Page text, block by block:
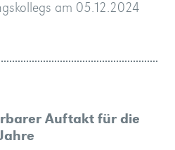
am 05.12.2024
Auftakt für die